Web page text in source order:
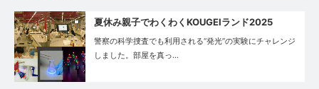
夏休み親子でわくわくKOUGEIランド2025
警察の科学捜査でも利用される“発光”の実験にチャレンジ
しました。部屋を真っ…